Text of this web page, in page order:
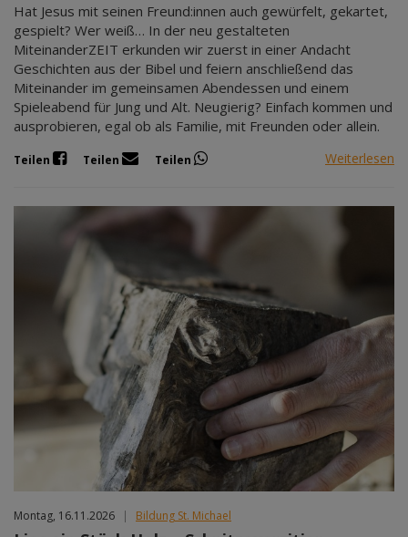
Hat Jesus mit seinen Freund:innen auch gewürfelt, gekartet,
gespielt? Wer weiß… In der neu gestalteten
MiteinanderZEIT erkunden wir zuerst in einer Andacht
Geschichten aus der Bibel und feiern anschließend das
Miteinander im gemeinsamen Abendessen und einem
Spieleabend für Jung und Alt. Neugierig? Einfach kommen und
ausprobieren, egal ob als Familie, mit Freunden oder allein.
Teilen Teilen Teilen Weiterlesen
Montag, 16.11.2026 | Bildung St. Michael